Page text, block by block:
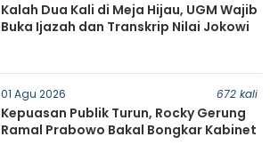
Kalah Dua Kali di Meja Hijau, UGM Wajib
Buka Ijazah dan Transkrip Nilai Jokowi
01 Agu 2026 672 kali
Kepuasan Publik Turun, Rocky Gerung
Ramal Prabowo Bakal Bongkar Kabinet